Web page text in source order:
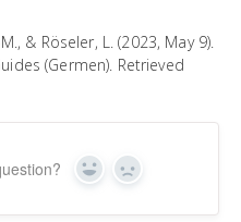
& Röseler, L. (2023, May 9).
(Germen). Retrieved
Yes No